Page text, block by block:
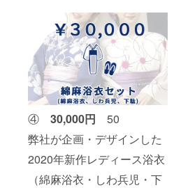
④ 30,000円 50
弊社が企画・デザインした
2020年新作レディース浴衣
（綿麻浴衣・しわ兵児・下